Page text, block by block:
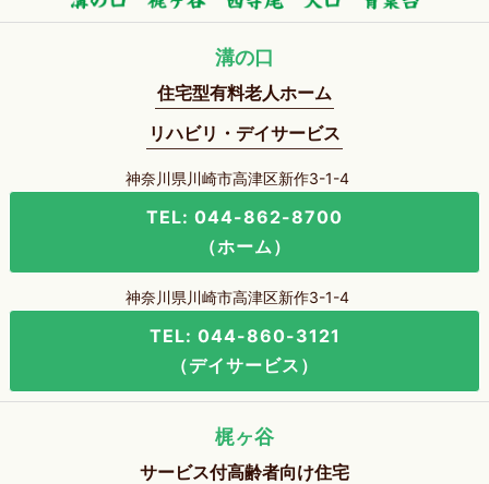
溝の口
住宅型有料老人ホーム
リハビリ・デイサービス
神奈川県川崎市高津区新作3-1-4
TEL: 044-862-8700
（ホーム）
神奈川県川崎市高津区新作3-1-4
TEL: 044-860-3121
（デイサービス）
梶ヶ谷
サービス付高齢者向け住宅